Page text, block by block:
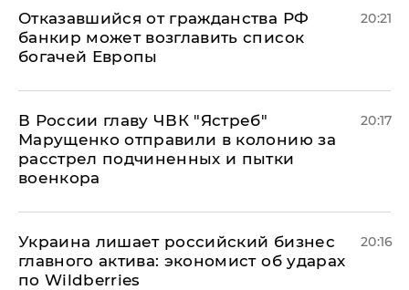
Отказавшийся от гражданства РФ
банкир может возглавить список
богачей Европы
20:21
В России главу ЧВК "Ястреб"
Марущенко отправили в колонию за
расстрел подчиненных и пытки
военкора
20:17
​Украина лишает российский бизнес
главного актива: экономист об ударах
по Wildberries
20:16